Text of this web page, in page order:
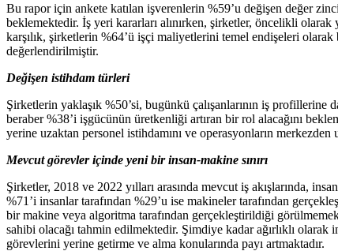
Bu rapor için ankete katılan işverenlerin %59’u değişen değer
beklemektedir. İş yeri kararları alınırken, şirketler, öncelikli
karşılık, şirketlerin %64’ü işçi maliyetlerini temel endişeleri
değerlendirilmiştir.
Değişen istihdam türleri
Şirketlerin yaklaşık %50’si, bugünkü çalışanlarının iş
beraber %38’i işgücünün üretkenliği artıran bir rol alacağını
yerine uzaktan personel istihdamını ve operasyonların merkezden
Mevcut görevler içinde yeni bir insan-makine sınırı
Şirketler, 2018 ve 2022 yılları arasında mevcut iş akışlarında,
%71’i insanlar tarafından %29’u ise makineler tarafından
bir makine veya algoritma tarafından gerçekleştirildiği
sahibi olacağı tahmin edilmektedir. Şimdiye kadar ağırlıklı
görevlerini yerine getirme ve alma konularında payı artmaktadır.